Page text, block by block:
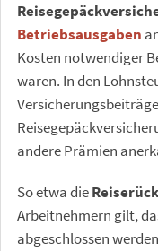
Betriebsausgaben
Kosten notwendiger
waren. In den
andere Prämien
So etwa die
Arbeitnehmern gilt,
abgeschlossen